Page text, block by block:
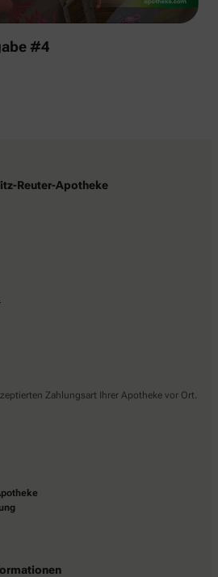
#4
Reuter-Apotheke
Zahlungsart Ihrer Apotheke vor Ort.